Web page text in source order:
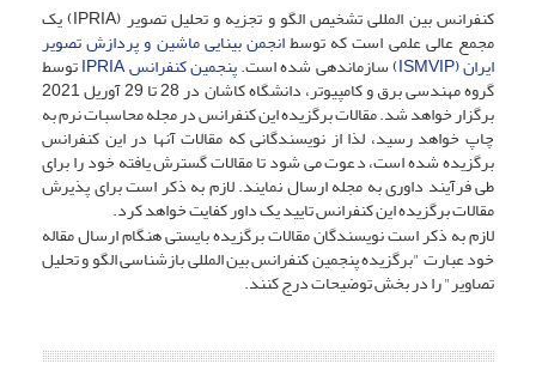
کنفرانس بین المللی تشخیص الگو و تجزیه و تحلیل تصویر (IPRIA) یک
مجمع عالی علمی است که توسطانجمن بینایی ماشین و پردازش تصویر
ایران (ISMVIP) سازماندهی شده است.پنجمین کنفرانس IPRIA توسط
گروه مهندسی برق و کامپیوتر، دانشگاه کاشان در 28 تا 29 آوریل 2021
برگزار خواهد شد. مقالات برگزیده این کنفرانس در مجله محاسبات نرم به
چاپ خواهد رسید، لذا از نویسندگانی که مقالات آنها در این کنفرانس
برگزیده شده است، دعوت می شود تا مقالات گسترش یافته خود را برای
طی فرآیند داوری به مجله ارسال نمایند. لازم به ذکر است برای پذیرش
مقالات برگزیده این کنفرانس تایید یک داور کفایت خواهد کرد.
لازم به ذکر است نویسندگان مقالات برگزیده بایستی هنگام ارسال مقاله
خود عبارت "برگزیده پنجمین کنفرانس بین المللی بازشناسی الگو و تحلیل
تصاویر" را در بخش توضیحات درج کنند.